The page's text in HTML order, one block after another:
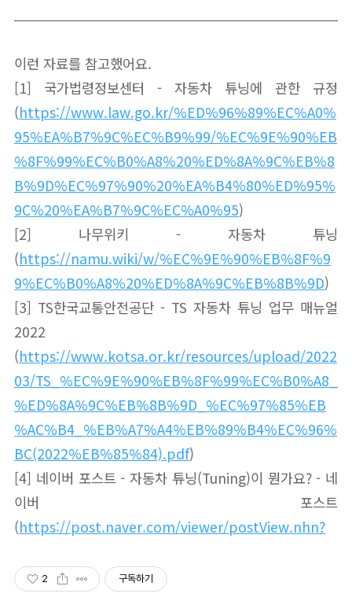
이런 자료를 참고했어요.
[1] 국가법령정보센터 - 자동차 튜닝에 관한 규정
(https://www.law.go.kr/%ED%96%89%EC%A0%
95%EA%B7%9C%EC%B9%99/%EC%9E%90%EB
%8F%99%EC%B0%A8%20%ED%8A%9C%EB%8
B%9D%EC%97%90%20%EA%B4%80%ED%95%
9C%20%EA%B7%9C%EC%A0%95)
[2] 나무위키 - 자동차 튜닝
(https://namu.wiki/w/%EC%9E%90%EB%8F%9
9%EC%B0%A8%20%ED%8A%9C%EB%8B%9D)
[3] TS한국교통안전공단 - TS 자동차 튜닝 업무 매뉴얼
2022
(https://www.kotsa.or.kr/resources/upload/2022
03/TS_%EC%9E%90%EB%8F%99%EC%B0%A8_
%ED%8A%9C%EB%8B%9D_%EC%97%85%EB
%AC%B4_%EB%A7%A4%EB%89%B4%EC%96%
BC(2022%EB%85%84).pdf)
[4] 네이버 포스트 - 자동차 튜닝(Tuning)이 뭔가요? - 네
이버 포스트
(https://post.naver.com/viewer/postView.nhn?
2 구독하기